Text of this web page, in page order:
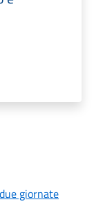
giornate